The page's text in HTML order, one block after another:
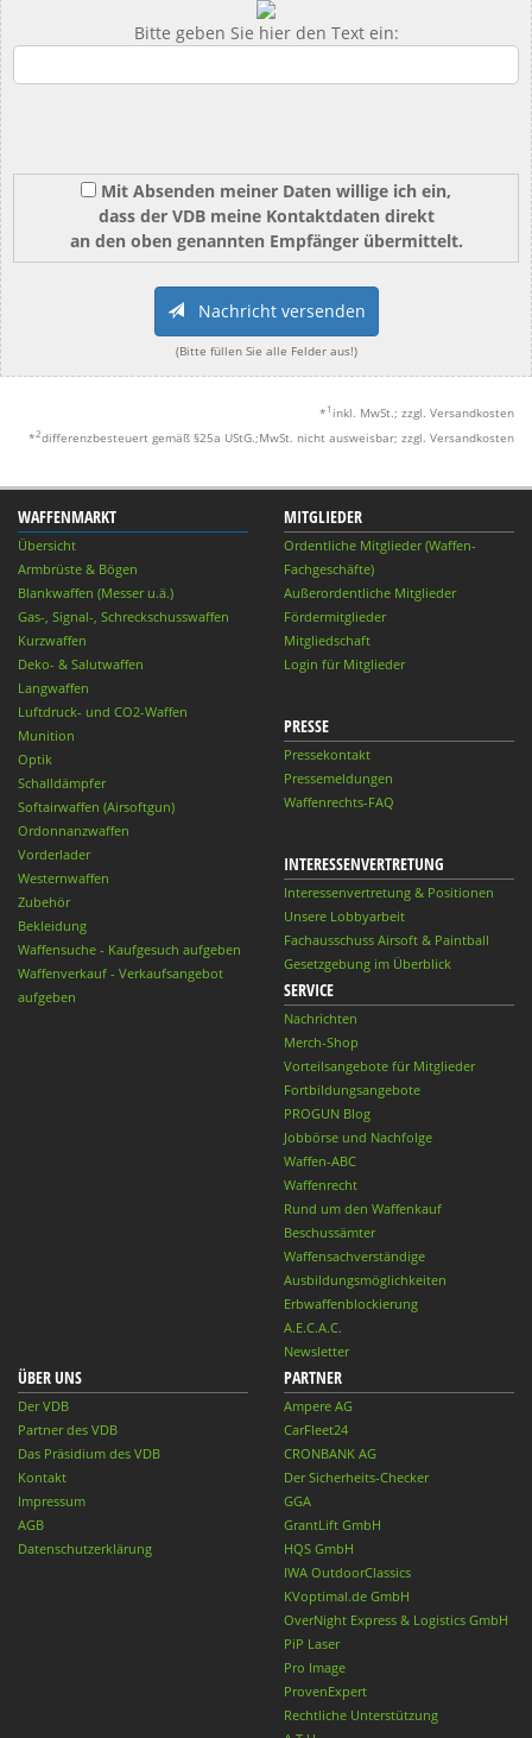
Bitte geben Sie hier den Text ein:
Mit Absenden meiner Daten willige ich ein,
dass der VDB meine Kontaktdaten direkt
an den oben genannten Empfänger übermittelt.
Nachricht versenden
(Bitte füllen Sie alle Felder aus!)
* 1 inkl. MwSt.; zzgl. Versandkosten
*2differenzbesteuert gemäß §25a UStG.;MwSt. nicht ausweisbar; zzgl. Versandkosten
WAFFENMARKT
Übersicht
Armbrüste & Bögen
Blankwaffen (Messer u.ä.)
Gas-, Signal-, Schreckschusswaffen
Kurzwaffen
Deko- & Salutwaffen
Langwaffen
Luftdruck- und CO2-Waffen
Munition
Optik
Schalldämpfer
Softairwaffen (Airsoftgun)
Ordonnanzwaffen
Vorderlader
Westernwaffen
Zubehör
Bekleidung
Waffensuche - Kaufgesuch aufgeben
Waffenverkauf - Verkaufsangebot
aufgeben
MITGLIEDER
Ordentliche Mitglieder (Waffen-
Fachgeschäfte)
Außerordentliche Mitglieder
Fördermitglieder
Mitgliedschaft
Login für Mitglieder
PRESSE
Pressekontakt
Pressemeldungen
Waffenrechts-FAQ
INTERESSENVERTRETUNG
Interessenvertretung & Positionen
Unsere Lobbyarbeit
Fachausschuss Airsoft & Paintball
Gesetzgebung im Überblick
SERVICE
Nachrichten
Merch-Shop
Vorteilsangebote für Mitglieder
Fortbildungsangebote
PROGUN Blog
Jobbörse und Nachfolge
Waffen-ABC
Waffenrecht
Rund um den Waffenkauf
Beschussämter
Waffensachverständige
Ausbildungsmöglichkeiten
Erbwaffenblockierung
A.E.C.A.C.
Newsletter
ÜBER UNS
Der VDB
Partner des VDB
Das Präsidium des VDB
Kontakt
Impressum
AGB
Datenschutzerklärung
PARTNER
Ampere AG
CarFleet24
CRONBANK AG
Der Sicherheits-Checker
GGA
GrantLift GmbH
HQS GmbH
IWA OutdoorClassics
KVoptimal.de GmbH
OverNight Express & Logistics GmbH
PiP Laser
Pro Image
ProvenExpert
Rechtliche Unterstützung